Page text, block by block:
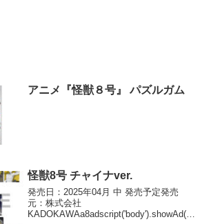
アニメ『怪獣８号』 パズルガム
怪獣8号 チャイナver.
発売日：2025年04月 中 発売予定発売
元：株式会社
KADOKAWAa8adscript('body').showAd({"r